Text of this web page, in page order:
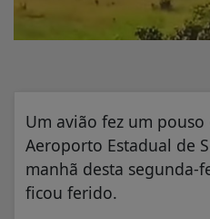
Um avião fez um
Aeroporto Estadual de
manhã desta segunda-
ficou ferido.